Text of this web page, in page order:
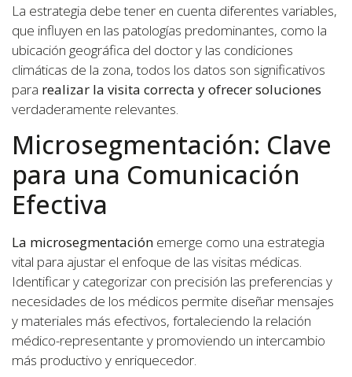
La estrategia debe tener en cuenta diferentes variables,
que influyen en las patologías predominantes, como la
ubicación geográfica del doctor y las condiciones
climáticas de la zona, todos los datos son significativos
para realizar la visita correcta y ofrecer soluciones
verdaderamente relevantes.
Microsegmentación: Clave
para una Comunicación
Efectiva
La microsegmentación emerge como una estrategia
vital para ajustar el enfoque de las visitas médicas.
Identificar y categorizar con precisión las preferencias y
necesidades de los médicos permite diseñar mensajes
y materiales más efectivos, fortaleciendo la relación
médico-representante y promoviendo un intercambio
más productivo y enriquecedor.